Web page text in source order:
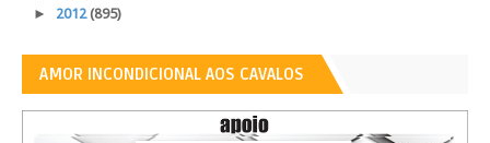
► 2012(895)
AMOR INCONDICIONAL AOS CAVALOS